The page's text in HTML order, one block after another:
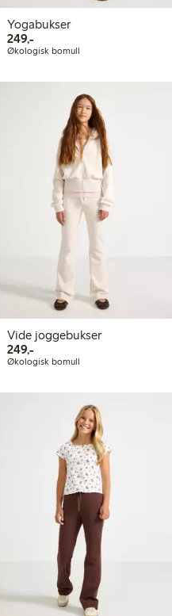
Yogabukser
249,-249,00 kr
Økologisk bomull
Vide joggebukser
249,-249,00 kr
Økologisk bomull